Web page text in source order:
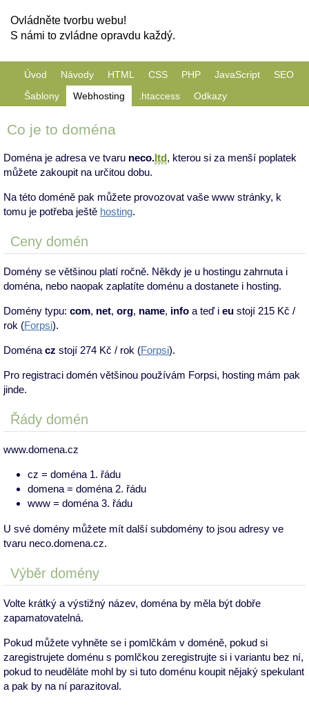
Ovládněte tvorbu webu!
S námi to zvládne opravdu každý.
Úvod Návody HTML CSS PHP JavaScript
SEO
Šablony
Webhosting .htaccess Odkazy
Co je to doména
Doména je adresa ve tvaru neco.ltd, kterou si za menší poplatek
můžete zakoupit na určitou dobu.
Na této doméně pak můžete provozovat vaše www stránky, k
tomu je potřeba ještě hosting.
Ceny domén
Domény se většinou platí ročně. Někdy je u hostingu zahrnuta i
doména, nebo naopak zaplatíte doménu a dostanete i hosting.
Domény typu: com, net, org, name, info a teď i eu stojí 215 Kč /
rok (Forpsi).
Doména cz stojí 274 Kč / rok (Forpsi).
Pro registraci domén většinou používám Forpsi, hosting mám pak
jinde.
Řády domén
www.domena.cz
cz = doména 1. řádu
domena = doména 2. řádu
www = doména 3. řádu
U své domény můžete mít další subdomény to jsou adresy ve
tvaru neco.domena.cz.
Výběr domény
Volte krátký a výstižný název, doména by měla být dobře
zapamatovatelná.
Pokud můžete vyhněte se i pomlčkám v doméně, pokud si
zaregistrujete doménu s pomlčkou zeregistrujte si i variantu bez ní,
pokud to neuděláte mohl by si tuto doménu koupit nějaký spekulant
a pak by na ní parazitoval.